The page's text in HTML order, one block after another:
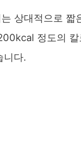
상대적으로 짧
정도의 칼
니다.